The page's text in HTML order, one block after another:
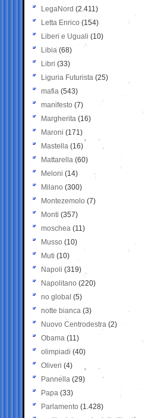
LegaNord (2.411)
Letta Enrico (154)
Liberi e Uguali (10)
Libia (68)
Libri (33)
Liguria Futurista (25)
mafia (543)
manifesto (7)
Margherita (16)
Maroni (171)
Mastella (16)
Mattarella (60)
Meloni (14)
Milano (300)
Montezemolo (7)
Monti (357)
moschea (11)
Musso (10)
Muti (10)
Napoli (319)
Napolitano (220)
no global (5)
notte bianca (3)
Nuovo Centrodestra (2)
Obama (11)
olimpiadi (40)
Oliveri (4)
Pannella (29)
Papa (33)
Parlamento (1.428)